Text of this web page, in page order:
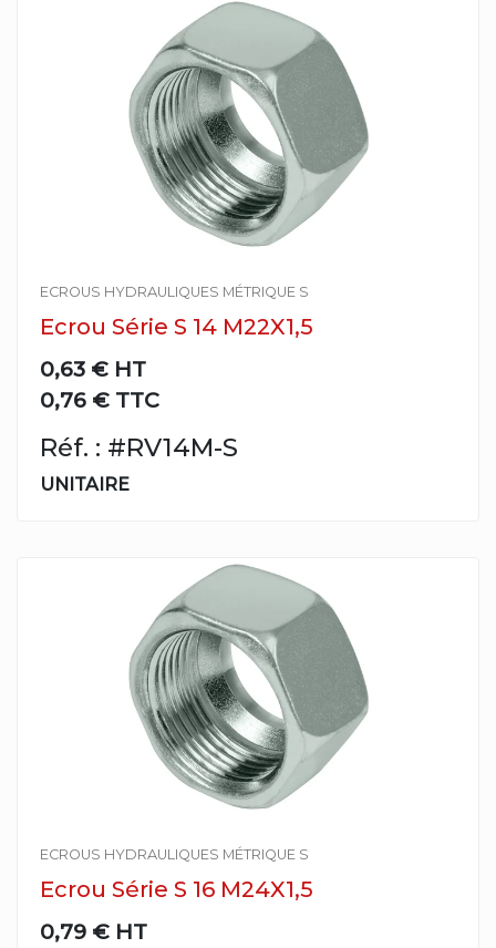
ECROUS HYDRAULIQUES MÉTRIQUE S
Ecrou Série S 14 M22X1,5
0,63 € HT
0,76 € TTC
Réf. : #RV14M-S
UNITAIRE
ECROUS HYDRAULIQUES MÉTRIQUE S
Ecrou Série S 16 M24X1,5
0,79 € HT